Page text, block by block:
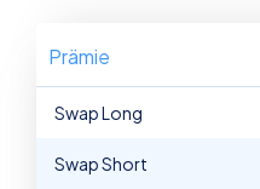
Prämie
Swap Long
Swap Short